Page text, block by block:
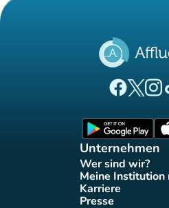
(new
Unternehmen
Wer sind wir?
(new tab)
Meine Institution
Karriere(new tab)
Presse